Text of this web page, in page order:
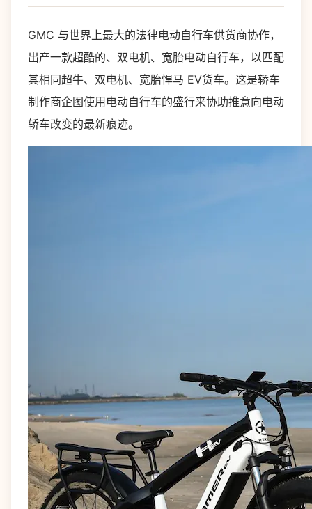
GMC 与世界上最大的法律电动自行车供货商协作，
出产一款超酷的、双电机、宽胎电动自行车，以匹配
其相同超牛、双电机、宽胎悍马 EV货车。这是轿车
制作商企图使用电动自行车的盛行来协助推意向电动
轿车改变的最新痕迹。